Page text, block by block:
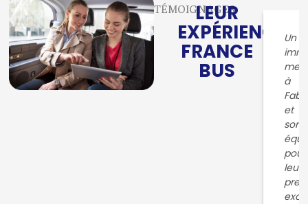
TÉMOIGNAGES
LEUR
EXPÉRIENCE
FRANCE
BUS
Un
à
et
son
pour
leur